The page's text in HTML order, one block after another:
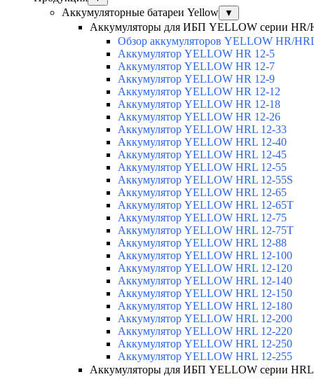
Аккумуляторные батареи Yellow ▼
Аккумуляторы для ИБП YELLOW серии HR/
Обзор аккумуляторов YELLOW HR/
Аккумулятор YELLOW HR 12-5
Аккумулятор YELLOW HR 12-7
Аккумулятор YELLOW HR 12-9
Аккумулятор YELLOW HR 12-12
Аккумулятор YELLOW HR 12-18
Аккумулятор YELLOW HR 12-26
Аккумулятор YELLOW HRL 12-33
Аккумулятор YELLOW HRL 12-40
Аккумулятор YELLOW HRL 12-45
Аккумулятор YELLOW HRL 12-55
Аккумулятор YELLOW HRL 12-55S
Аккумулятор YELLOW HRL 12-65
Аккумулятор YELLOW HRL 12-65T
Аккумулятор YELLOW HRL 12-75
Аккумулятор YELLOW HRL 12-75Т
Аккумулятор YELLOW HRL 12-88
Аккумулятор YELLOW HRL 12-100
Аккумулятор YELLOW HRL 12-120
Аккумулятор YELLOW HRL 12-140
Аккумулятор YELLOW HRL 12-150
Аккумулятор YELLOW HRL 12-180
Аккумулятор YELLOW HRL 12-200
Аккумулятор YELLOW HRL 12-220
Аккумулятор YELLOW HRL 12-250
Аккумулятор YELLOW HRL 12-255
Аккумуляторы для ИБП YELLOW серии